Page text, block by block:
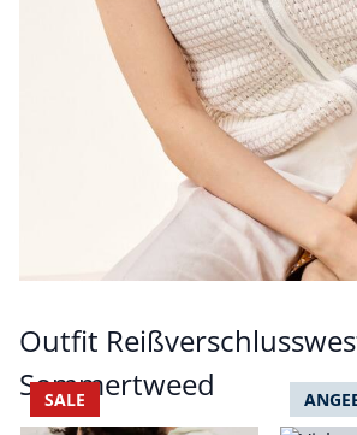
Outfit
Sommertweed
SALE